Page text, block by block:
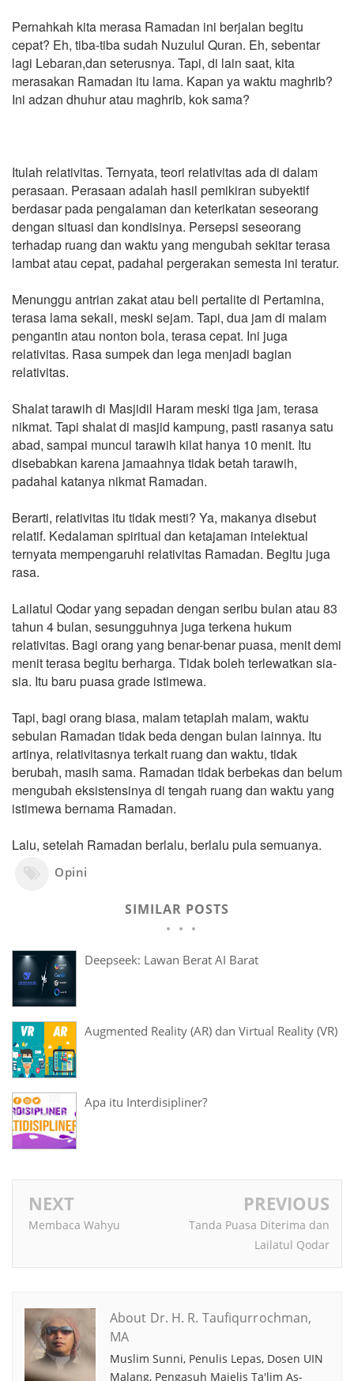
Pernahkah kita merasa Ramadan ini berjalan begitu
cepat? Eh, tiba-tiba sudah Nuzulul Quran. Eh, sebentar
lagi Lebaran,dan seterusnya. Tapi, di lain saat, kita
merasakan Ramadan itu lama. Kapan ya waktu maghrib?
Ini adzan dhuhur atau maghrib, kok sama?
Itulah relativitas. Ternyata, teori relativitas ada di dalam
perasaan. Perasaan adalah hasil pemikiran subyektif
berdasar pada pengalaman dan keterikatan seseorang
dengan situasi dan kondisinya. Persepsi seseorang
terhadap ruang dan waktu yang mengubah sekitar terasa
lambat atau cepat, padahal pergerakan semesta ini teratur.
Menunggu antrian zakat atau beli pertalite di Pertamina,
terasa lama sekali, meski sejam. Tapi, dua jam di malam
pengantin atau nonton bola, terasa cepat. Ini juga
relativitas. Rasa sumpek dan lega menjadi bagian
relativitas.
Shalat tarawih di Masjidil Haram meski tiga jam, terasa
nikmat. Tapi shalat di masjid kampung, pasti rasanya satu
abad, sampai muncul tarawih kilat hanya 10 menit. Itu
disebabkan karena jamaahnya tidak betah tarawih,
padahal katanya nikmat Ramadan.
Berarti, relativitas itu tidak mesti? Ya, makanya disebut
relatif. Kedalaman spiritual dan ketajaman intelektual
ternyata mempengaruhi relativitas Ramadan. Begitu juga
rasa.
Lailatul Qodar yang sepadan dengan seribu bulan atau 83
tahun 4 bulan, sesungguhnya juga terkena hukum
relativitas. Bagi orang yang benar-benar puasa, menit demi
menit terasa begitu berharga. Tidak boleh terlewatkan sia-
sia. Itu baru puasa grade istimewa.
Tapi, bagi orang biasa, malam tetaplah malam, waktu
sebulan Ramadan tidak beda dengan bulan lainnya. Itu
artinya, relativitasnya terkait ruang dan waktu, tidak
berubah, masih sama. Ramadan tidak berbekas dan belum
mengubah eksistensinya di tengah ruang dan waktu yang
istimewa bernama Ramadan.
Lalu, setelah Ramadan berlalu, berlalu pula semuanya.
Opini
SIMILAR POSTS
Deepseek: Lawan Berat AI Barat
Augmented Reality (AR) dan Virtual Reality (VR)
Apa itu Interdisipliner?
NEXT
Membaca Wahyu
PREVIOUS
Tanda Puasa Diterima dan
Lailatul Qodar
About Dr. H. R. Taufiqurrochman,
MA
Muslim Sunni, Penulis Lepas, Dosen UIN
Malang, Pengasuh Majelis Ta'lim As-